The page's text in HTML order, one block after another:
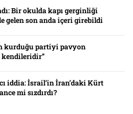
Bir okulda kapı gerginliği
gelen son anda içeri girebildi
kurduğu partiyi pavyon
kendileridir”
iddia: İsrail’in İran’daki Kürt
mi sızdırdı?